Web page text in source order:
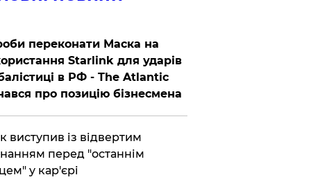
переконати Маска на
Starlink для ударів
в РФ - The Atlantic
про позицію бізнесмена
виступив із відвертим
перед "останнім
у кар'єрі